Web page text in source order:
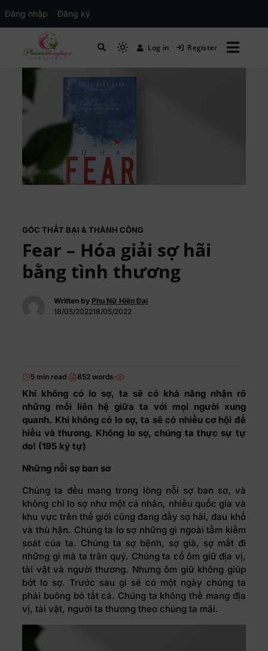
MXH PHỤ NỮ VIỆT
Mạng xã hội Kinh tế – Giáo dục – Hướng
Log in Register
GÓC THẤT BẠI & THÀNH CÔNG
Fear – Hóa giải sợ hãi
bằng tình thương
Written by Phụ Nữ Hiện Đại
18/05/202218/05/2022
5 min read 852 words
Khi không có lo sợ, ta sẽ có khả năng nhận rõ
những mối liên hệ giữa ta với mọi người xung
quanh. Khi không có lo sợ, ta sẽ có nhiều cơ hội để
hiểu và thương. Không lo sợ, chúng ta thực sự tự
do! (195 ký tự)
Những nỗi sợ ban sơ
Chúng ta đều mang trong lòng nỗi sợ ban sơ, và
không chỉ lo sợ như một cá nhân, nhiều quốc gia và
khu vực trên thế giới cũng đang đầy sợ hãi, đau khổ
và thù hận. Chúng ta lo sợ những gì ngoài tầm kiểm
soát của ta. Chúng ta sợ bệnh, sợ già, sợ mất đi
những gì mà ta trân quý. Chúng ta cố ôm giữ địa vị,
tài vật và người thương. Nhưng ôm giữ không giúp
bớt lo sợ. Trước sau gì sẽ có một ngày chúng ta
phải buông bỏ tất cả. Chúng ta không thể mang địa
vị, tài vật, người ta thương theo chúng ta mãi.
Đăng nhập Đăng ký